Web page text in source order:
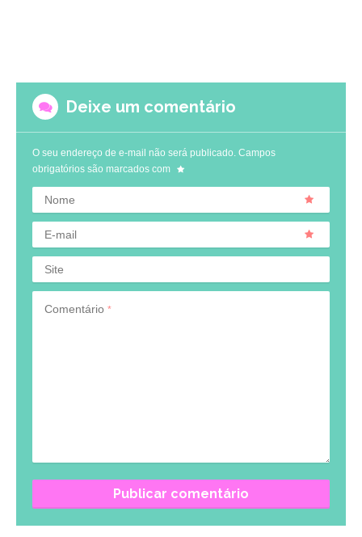
Deixe um comentário
O seu endereço de e-mail não será publicado. Campos
obrigatórios são marcados com
Nome
E-mail
Site
Comentário *